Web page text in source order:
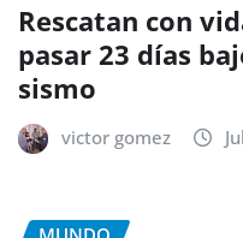
Rescatan con
pasar 23 días
sismo
victor gomez